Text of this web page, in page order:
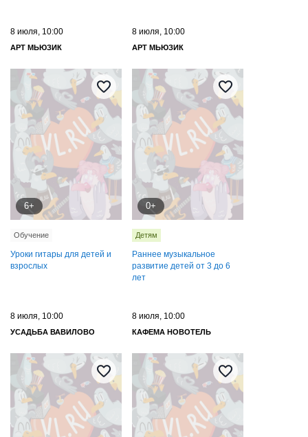
8 июля, 10:00
АРТ МЬЮЗИК
6+
Обучение
Уроки гитары для детей и
взрослых
8 июля, 10:00
АРТ МЬЮЗИК
0+
Детям
Раннее музыкальное
развитие детей от 3 до 6
лет
8 июля, 10:00
УСАДЬБА ВАВИЛОВО
8 июля, 10:00
КАФЕМА НОВОТЕЛЬ